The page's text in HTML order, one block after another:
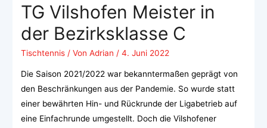
TG Vilshofen Meister in
der Bezirksklasse C
Tischtennis/ Von Adrian / 4. Juni 2022
Die Saison 2021/2022 war bekanntermaßen geprägt von
den Beschränkungen aus der Pandemie. So wurde statt
einer bewährten Hin- und Rückrunde der Ligabetrieb auf
eine Einfachrunde umgestellt. Doch die Vilshofener